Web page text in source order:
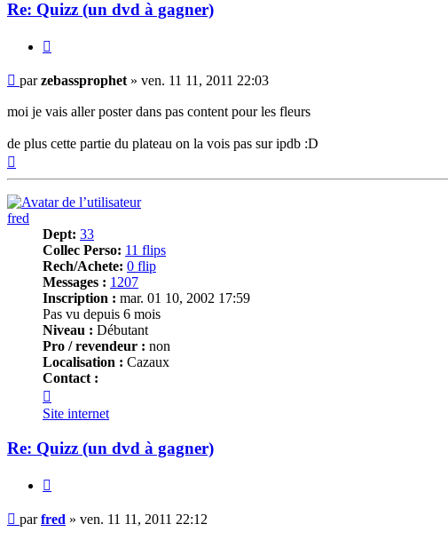
Re: Quizz (un dvd à gagner)
Message
parzebassprophet » ven. 11 11, 2011 22:03
moi je vais aller poster dans pas content pour les fleurs
de plus cette partie du plateau on la vois pas sur ipdb :D
fred
Dept: 33
Collec Perso: 11 flips
Rech/Achete: 0 flip
Messages : 1207
Inscription : mar. 01 10, 2002 17:59
Pas vu depuis 6 mois
Niveau : Débutant
Pro / revendeur : non
Localisation : Cazaux
Contact :
fred
Site internet
Re: Quizz (un dvd à gagner)
Message
parfred » ven. 11 11, 2011 22:12